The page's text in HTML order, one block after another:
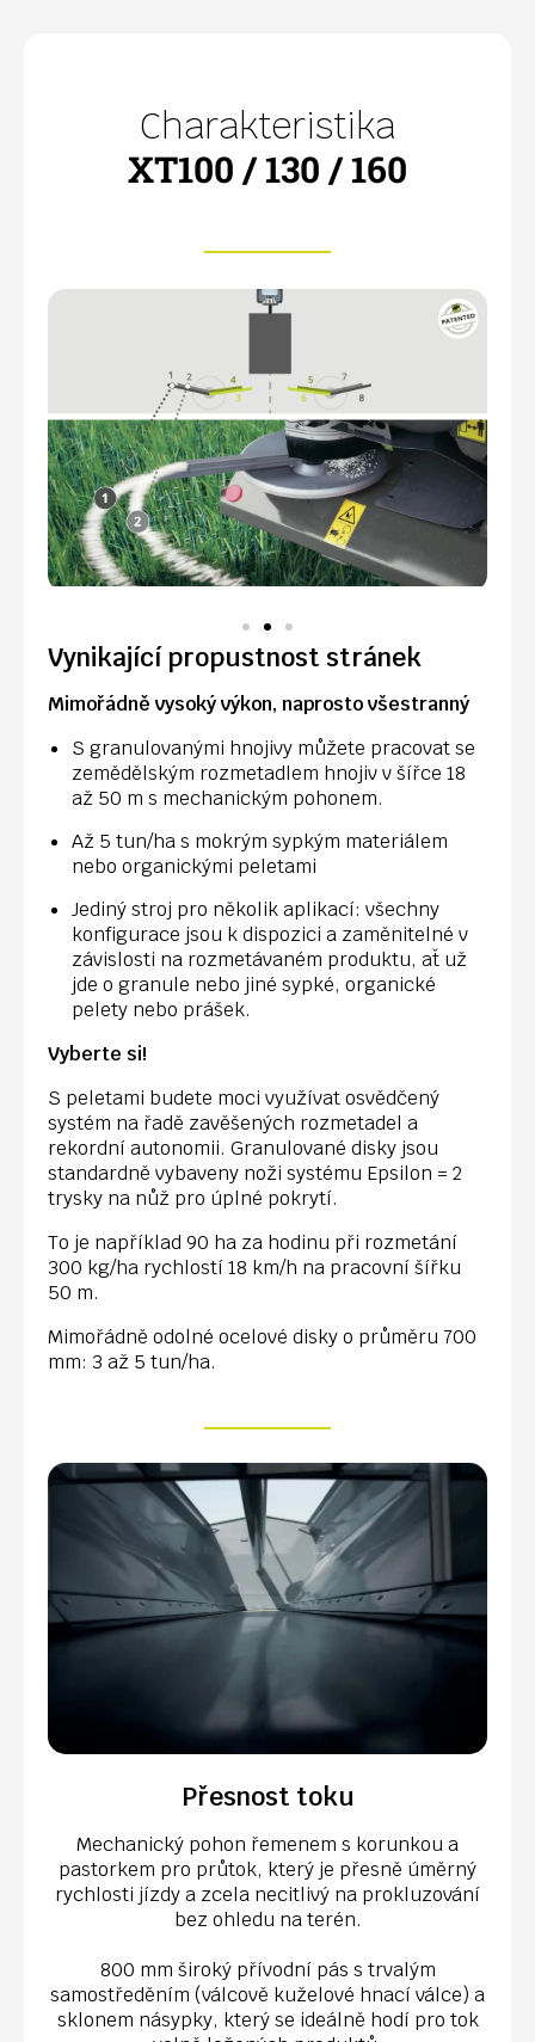
Charakteristika
XT100 / 130 / 160
Vynikající propustnost stránek
Mimořádně vysoký výkon, naprosto všestranný
S granulovanými hnojivy můžete pracovat se
zemědělským rozmetadlem hnojiv v šířce 18
až 50 m s mechanickým pohonem.
Až 5 tun/ha s mokrým sypkým materiálem
nebo organickými peletami
Jediný stroj pro několik aplikací: všechny
konfigurace jsou k dispozici a zaměnitelné v
závislosti na rozmetávaném produktu, ať už
jde o granule nebo jiné sypké, organické
pelety nebo prášek.
Vyberte si!
S peletami budete moci využívat osvědčený
systém na řadě zavěšených rozmetadel a
rekordní autonomii. Granulované disky jsou
standardně vybaveny noži systému Epsilon = 2
trysky na nůž pro úplné pokrytí.
To je například 90 ha za hodinu při rozmetání
300 kg/ha rychlostí 18 km/h na pracovní šířku
50 m.
Mimořádně odolné ocelové disky o průměru 700
mm: 3 až 5 tun/ha.
Přesnost toku
Mechanický pohon řemenem s korunkou a
pastorkem pro průtok, který je přesně úměrný
rychlosti jízdy a zcela necitlivý na prokluzování
bez ohledu na terén.
800 mm široký přívodní pás s trvalým
samostředěním (válcově kuželové hnací válce) a
sklonem násypky, který se ideálně hodí pro tok